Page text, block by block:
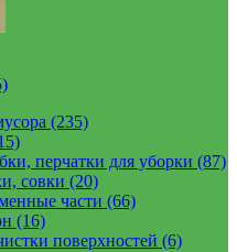
(235)
перчатки для уборки (87)
совки (20)
части (66)
(16)
поверхностей (6)